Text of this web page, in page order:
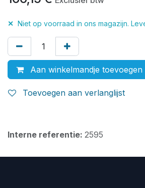
✕ Niet op voorraad in ons magazijn.
Aan winkelmandje toevoegen
Toevoegen aan verlanglijst
Interne referentie: 2595